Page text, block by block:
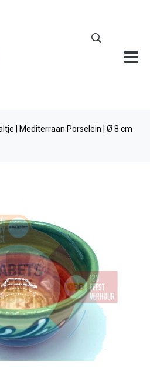
| Mediterraan Porselein | Ø 8 cm